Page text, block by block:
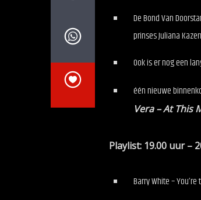
De Bond Van
prinses Juliana
Ook is er nog een
één nieuwe
Vera – At This
Playlist: 19.00
Barry White –